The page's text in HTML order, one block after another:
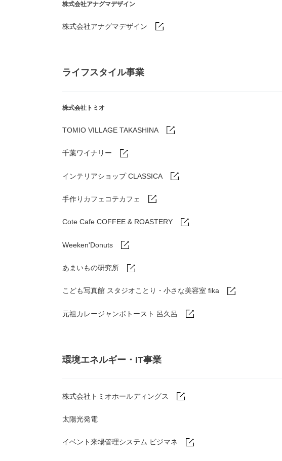
株式会社アナグマデザイン
株式会社アナグマデザイン
ライフスタイル事業
株式会社トミオ
TOMIO VILLAGE TAKASHINA
千葉ワイナリー
インテリアショップ CLASSICA
手作りカフェコテカフェ
Cote Cafe COFFEE & ROASTERY
Weeken'Donuts
あまいもの研究所
こども写真館 スタジオことり・小さな美容室 fika
元祖カレージャンボトースト 呂久呂
環境エネルギー・IT事業
株式会社トミオホールディングス
太陽光発電
イベント来場管理システム ビジマネ